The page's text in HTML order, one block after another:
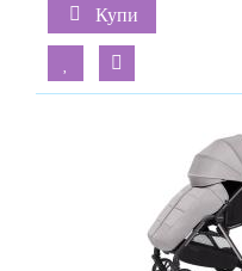
Купи